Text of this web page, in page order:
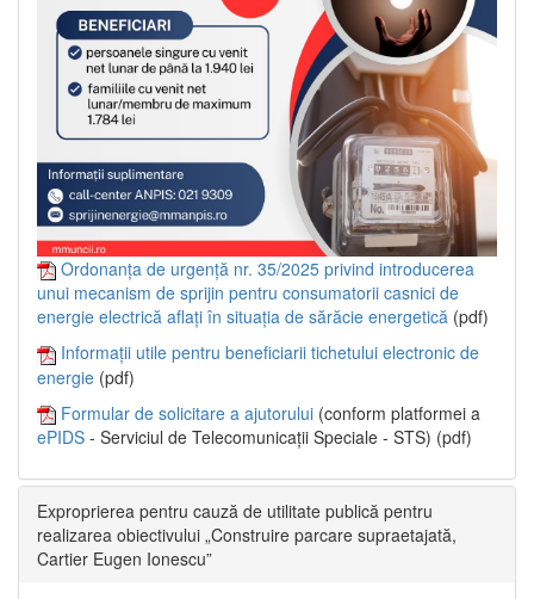
Ordonanța de urgență nr. 35/2025 privind introducerea
unui mecanism de sprijin pentru consumatorii casnici de
energie electrică aflați în situația de sărăcie energetică (pdf)
Informații utile pentru beneficiarii tichetului electronic de
energie (pdf)
Formular de solicitare a ajutorului (conform platformei a
ePIDS - Serviciul de Telecomunicații Speciale - STS) (pdf)
Exproprierea pentru cauză de utilitate publică pentru
realizarea obiectivului „Construire parcare supraetajată,
Cartier Eugen Ionescu”